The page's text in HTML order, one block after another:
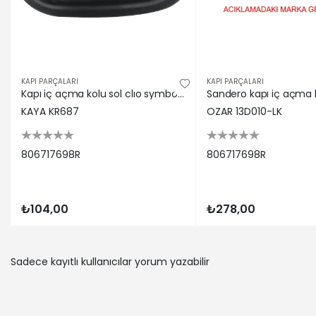
DACIA |
DACIA |
DACIA |
DACIA |
DACIA |
DACIA |
KAPI PARÇALARI
Kapı iç açma kolu sol clıo symbol joy-sandero 2013 kaya plastık 806717698r
KAYA KR687
806717698R
₺104,00
KAPI PARÇALARI
OZAR 13D010-LK
806717698R
₺278,00
Sadece kayıtlı kullanıcılar yorum yazabilir